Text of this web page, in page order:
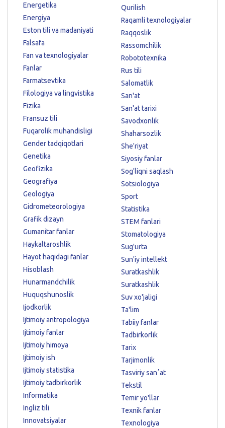
Energetika
Energiya
Eston tili va madaniyati
Falsafa
Fan va texnologiyalar
Fanlar
Farmatsevtika
Filologiya va lingvistika
Fizika
Fransuz tili
Fuqarolik muhandisligi
Gender tadqiqotlari
Genetika
Geofizika
Geografiya
Geologiya
Gidrometeorologiya
Grafik dizayn
Gumanitar fanlar
Haykaltaroshlik
Hayot haqidagi fanlar
Hisoblash
Hunarmandchilik
Huquqshunoslik
Ijodkorlik
Ijtimoiy antropologiya
Ijtimoiy fanlar
Ijtimoiy himoya
Ijtimoiy ish
Ijtimoiy statistika
Ijtimoiy tadbirkorlik
Informatika
Ingliz tili
Innovatsiyalar
Qurilish
Raqamli texnologiyalar
Raqqoslik
Rassomchilik
Robototexnika
Rus tili
Salomatlik
San'at
San'at tarixi
Savodxonlik
Shaharsozlik
She'riyat
Siyosiy fanlar
Sog'liqni saqlash
Sotsiologiya
Sport
Statistika
STEM fanlari
Stomatologiya
Sug'urta
Sun'iy intellekt
Suratkashlik
Suratkashlik
Suv xo'jaligi
Ta'lim
Tabiiy fanlar
Tadbirkorlik
Tarix
Tarjimonlik
Tasviriy sanʼat
Tekstil
Temir yo'llar
Texnik fanlar
Texnologiya